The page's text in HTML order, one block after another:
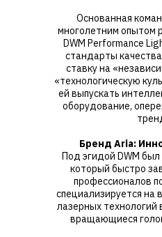
Основанная
многолетним опытом
DWM Performance
стандарты
ставку на
«технологическую
ей выпускать
оборудование,
Бренд Aria:
Под эгидой DWM
который быстро
профессионалов
специализируется на
лазерных технологий
вращающиеся